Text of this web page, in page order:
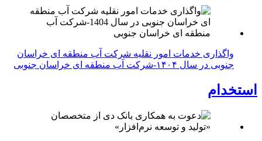
واگذاری خدمات امور نقلیه شرکت آب منطقه ای خراسان
جنوبی در سال ۱۴۰۴-شرکت آب منطقه ای خراسان جنوبی
استخدام